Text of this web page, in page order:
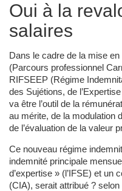
Oui à la
salaires
Dans le cadre de la mise
(Parcours professionnel
RIFSEEP (Régime
des Sujétions, de
va être l’outil de la
au mérite, de la modulation
de l’évaluation de la valeur
Ce nouveau régime
indemnité principale
d’expertise » (l’IFSE) et un
(CIA), serait attribué ?